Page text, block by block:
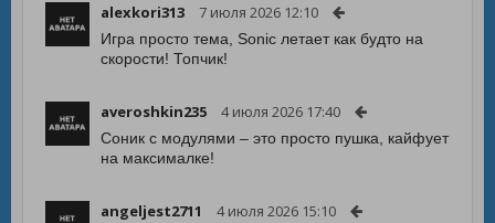
alexkori313 7 июля 2026 12:10
Игра просто тема, Sonic летает как будто на
скорости! Топчик!
averoshkin235 4 июля 2026 17:40
Соник с модулями – это просто пушка, кайфует
на максималке!
angeljest2711 4 июля 2026 15:10